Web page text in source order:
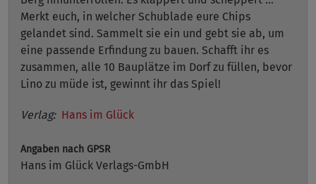
Merkt euch, in welcher Schublade eure Chips
gelandet sind. Sammelt sie ein und gebt sie ab, um
eine passende Erfindung zu bauen. Schafft ihr es
zusammen, alle 10 Bauplätze im Dorf zu füllen, bevor
Lino zu müde ist, gewinnt ihr das Spiel!
Verlag: Hans im Glück
Angaben nach GPSR
Hans im Glück Verlags-GmbH